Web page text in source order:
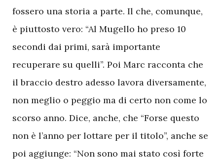
fossero una storia a parte. Il che, comunque,
è piuttosto vero: “Al Mugello ho preso 10
secondi dai primi, sarà importante
recuperare su quelli”. Poi Marc racconta che
il braccio destro adesso lavora diversamente,
non meglio o peggio ma di certo non come lo
scorso anno. Dice, anche, che “Forse questo
non è l’anno per lottare per il titolo”, anche se
poi aggiunge: “Non sono mai stato così forte